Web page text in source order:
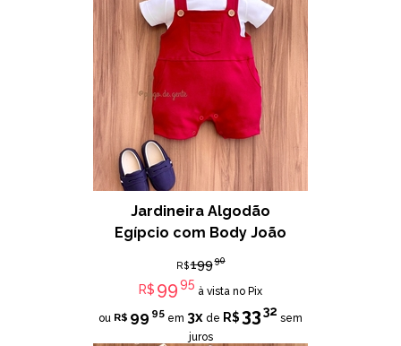
Jardineira Algodão
Egípcio com Body João
R$19990
R$ 9995
à vista no Pix
ou R$ 99 95 em 3x de R$ 3332
sem
juros